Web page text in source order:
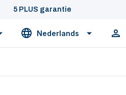
5 PLUS garantie
Nederlands